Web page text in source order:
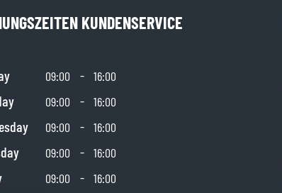
KUNDENSERVICE
09:00 - 16:00
09:00 - 16:00
09:00 - 16:00
09:00 - 16:00
09:00 - 16:00